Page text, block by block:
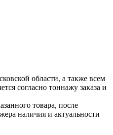
области, а также всем
согласно тоннажу заказа и
товара, после
наличия и актуальности